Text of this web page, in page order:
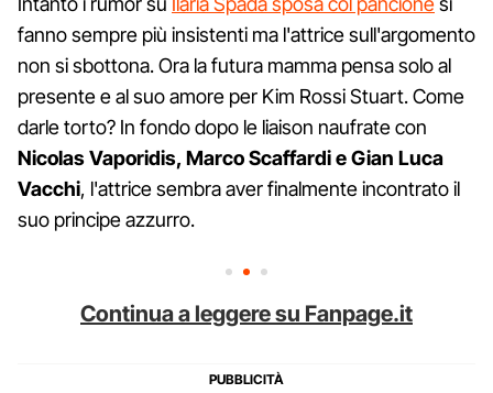
fanno sempre più insistenti ma l'attrice sull'argomento
non si sbottona. Ora la futura mamma pensa solo al
presente e al suo amore per Kim Rossi Stuart. Come
darle torto? In fondo dopo le liaison naufrate con
Nicolas Vaporidis, Marco Scaffardi e Gian Luca
Vacchi, l'attrice sembra aver finalmente incontrato il
suo principe azzurro.
Continua a leggere su Fanpage.it